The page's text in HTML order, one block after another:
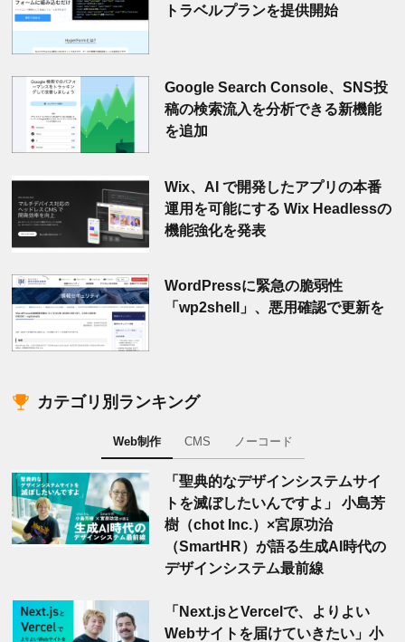
トラベルプランを提供開始
Google Search Console、SNS投
稿の検索流入を分析できる新機能
を追加
Wix、AI で開発したアプリの本番
運用を可能にする Wix Headlessの
機能強化を発表
WordPressに緊急の脆弱性
「wp2shell」、悪用確認で更新を
カテゴリ別ランキング
Web制作 CMS ノーコード
「聖典的なデザインシステムサイ
トを滅ぼしたいんですよ」 小島芳
樹（chot Inc.）×宮原功治
（SmartHR）が語る生成AI時代の
デザインシステム最前線
「Next.jsとVercelで、よりよい
Webサイトを届けていきたい」小